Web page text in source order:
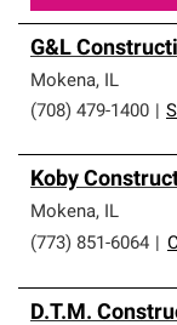
G&L
Mokena, IL
(708) 479-1400
Koby
Mokena, IL
(773) 851-6064
D.T.M.